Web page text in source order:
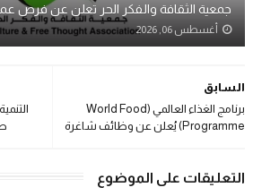
جمعية الثقافة والفكر الحر تعلن عن فرص
أغسطس 06, 2026
صرف
السابق
برنامج الغذاء العالمي (World Food
Programme) يُعلن عن وظائف شاغرة
التعليقات على الموضوع